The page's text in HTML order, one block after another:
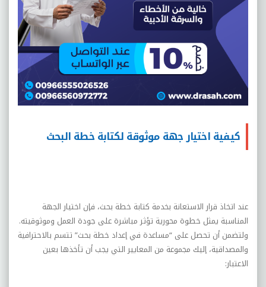
كيفية اختيار جهة موثوقة لكتابة خطة البحث
عند اتخاذ قرار الاستعانة بخدمة كتابة خطة بحث، فإن اختيار الجهة
المناسبة يمثل خطوة محورية تؤثر مباشرة على جودة العمل وموثوقيته.
ولتضمن أن تحصل على “مساعدة في إعداد خطة بحث” تتسم بالاحترافية
والمصداقية، إليك مجموعة من المعايير التي يجب أن تأخذها بعين
الاعتبار: